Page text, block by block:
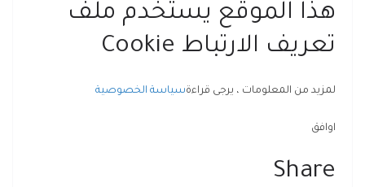
هذا الموقع يستخدم ملف
تعريف الارتباط Cookie
لمزيد من المعلومات ، يرجى قراءةسياسة الخصوصية
اوافق
Share